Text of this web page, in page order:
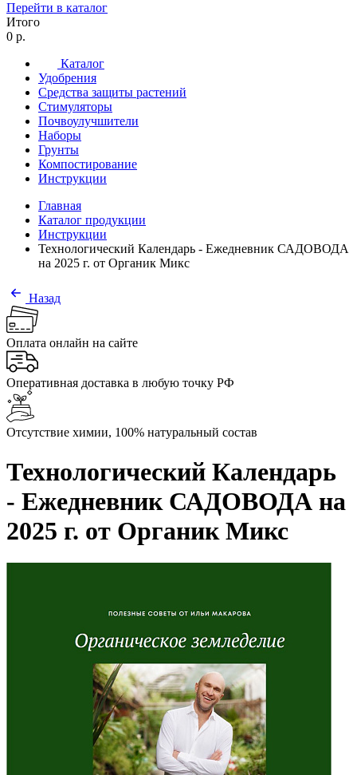
Перейти в каталог
Итого
0 р.
Каталог
Удобрения
Средства защиты растений
Стимуляторы
Почвоулучшители
Наборы
Грунты
Компостирование
Инструкции
Главная
Каталог продукции
Инструкции
Технологический Календарь - Ежедневник САДОВОДА
на 2025 г. от Органик Микс
Назад
Оплата онлайн на сайте
Оперативная доставка в любую точку РФ
Отсутствие химии, 100% натуральный состав
Технологический Календарь
- Ежедневник САДОВОДА на
2025 г. от Органик Микс